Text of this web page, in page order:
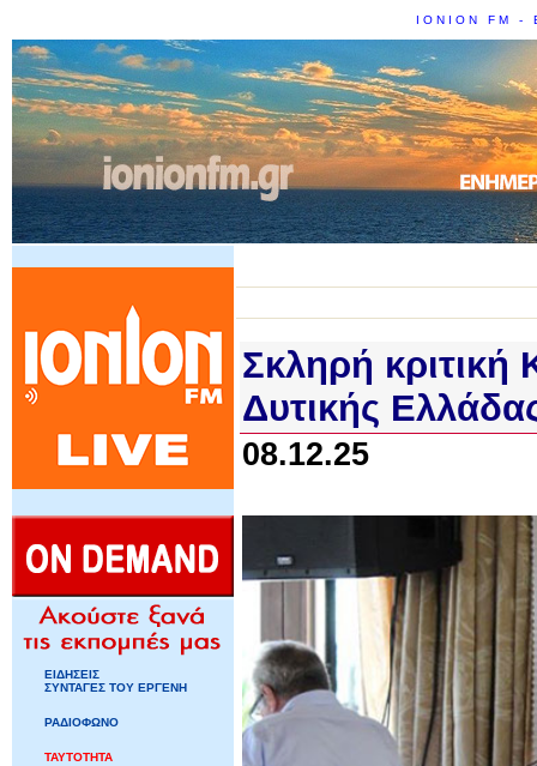
IONION FM -
ΕΙΔΗΣΕΙΣ
ΣΥΝΤΑΓΕΣ ΤΟΥ ΕΡΓΕΝΗ
ΡΑΔΙΟΦΩΝΟ
ΤΑΥΤΟΤΗΤΑ
Σκληρή κριτική
Δυτικής
08.12.25